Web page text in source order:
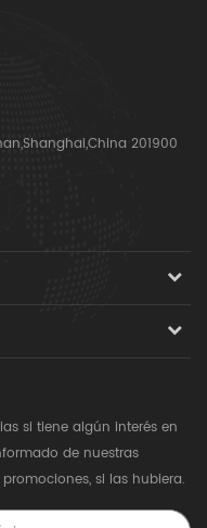
201900
si tiene algún interés en
de nuestras
si las hubiera.